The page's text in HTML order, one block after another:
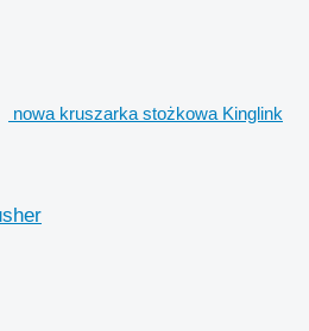
nowa kruszarka stożkowa Kinglink